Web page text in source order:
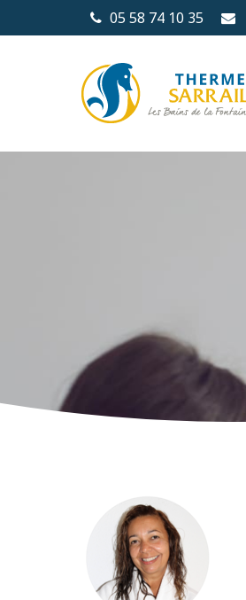
05 58 74 10 35